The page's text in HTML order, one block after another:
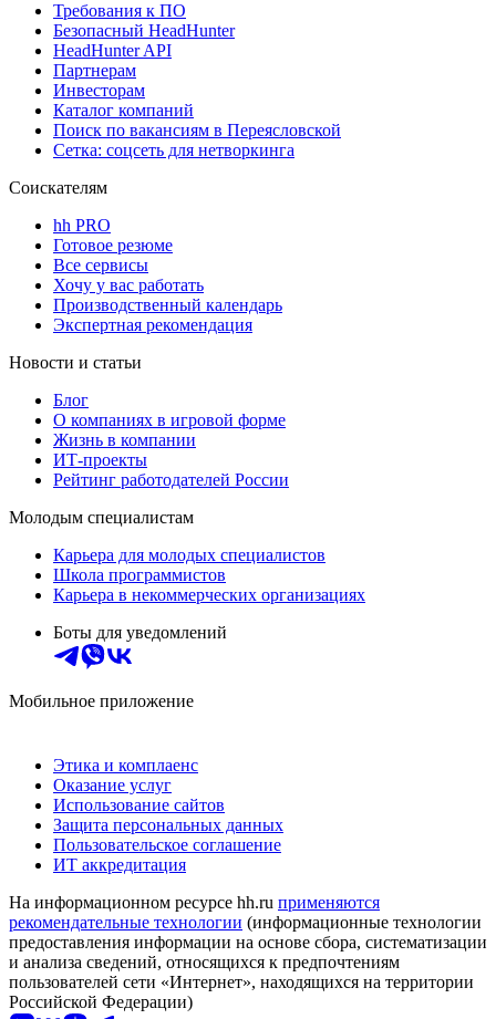
Требования к ПО
Безопасный HeadHunter
HeadHunter API
Партнерам
Инвесторам
Каталог компаний
Поиск по вакансиям в Переясловской
Сетка: соцсеть для нетворкинга
Соискателям
hh PRO
Готовое резюме
Все сервисы
Хочу у вас работать
Производственный календарь
Экспертная рекомендация
Новости и статьи
Блог
О компаниях в игровой форме
Жизнь в компании
ИТ-проекты
Рейтинг работодателей России
Молодым специалистам
Карьера для молодых специалистов
Школа программистов
Карьера в некоммерческих организациях
Боты для уведомлений
Мобильное приложение
Этика и комплаенс
Оказание услуг
Использование сайтов
Защита персональных данных
Пользовательское соглашение
ИТ аккредитация
На информационном ресурсе hh.ru применяются
рекомендательные технологии (информационные технологии
предоставления информации на основе сбора, систематизации
и анализа сведений, относящихся к предпочтениям
пользователей сети «Интернет», находящихся на территории
Российской Федерации)